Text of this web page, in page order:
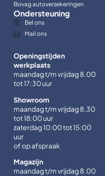
Bovag autoverzekeringen
Ondersteuning
Bel ons
Mail ons
Openingstijden
werkplaats
maandag t/m vrijdag 8.00
tot 17:30 uur
Showroom
maandag t/m vrijdag 8.30
tot 18:00 uur
zaterdag 10:00 tot 15:00
uur
of op afspraak
Magazijn
maandag t/m vrijdag 8.00